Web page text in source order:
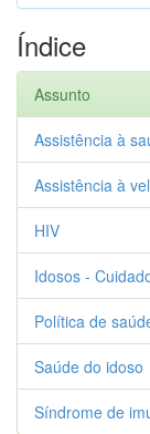
Índice
Assunto
Assistência à
Assistência à
HIV
Idosos -
Política de
Saúde do idoso
Síndrome de